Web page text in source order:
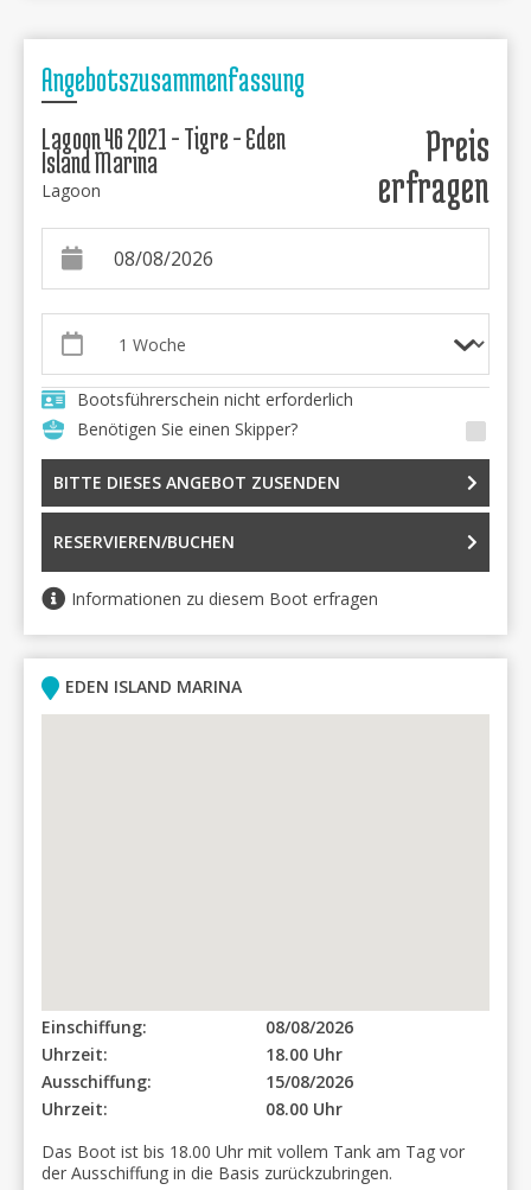
Angebotszusammenfassung
Lagoon 46 2021 - Tigre - Eden
Island Marina
Lagoon
Preis
erfragen
Bootsführerschein nicht erforderlich
Benötigen Sie einen Skipper?
BITTE DIESES ANGEBOT ZUSENDEN
RESERVIEREN/BUCHEN
Informationen zu diesem Boot erfragen
EDEN ISLAND MARINA
Einschiffung:
08/08/2026
Uhrzeit:
18.00 Uhr
Ausschiffung:
15/08/2026
Uhrzeit:
08.00 Uhr
Das Boot ist bis 18.00 Uhr mit vollem Tank am Tag vor
der Ausschiffung in die Basis zurückzubringen.